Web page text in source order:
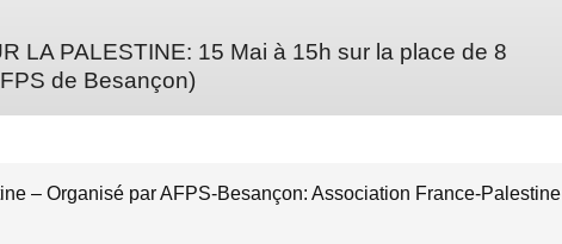
LA PALESTINE: 15 Mai à 15h sur la place de 8
de Besançon)
– Organisé par AFPS-Besançon: Association France-Palestine